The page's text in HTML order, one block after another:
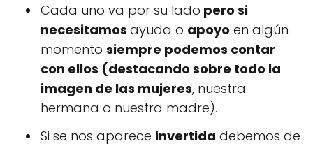
Cada uno va por su lado pero si
necesitamos ayuda o apoyo en algún
momento siempre podemos contar
con ellos (destacando sobre todo la
imagen de las mujeres, nuestra
hermana o nuestra madre).
Si se nos aparece invertida debemos de